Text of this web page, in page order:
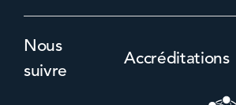
Nous
suivre
Accréditations